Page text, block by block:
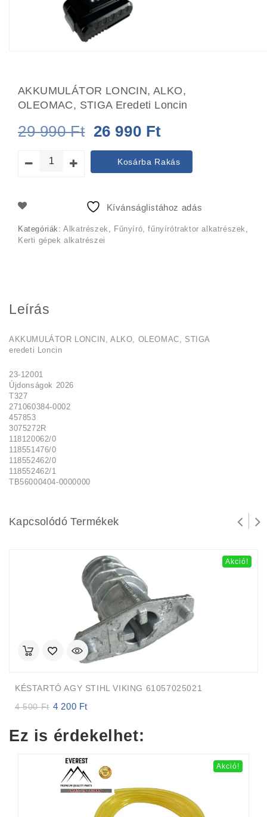
AKKUMULÁTOR LONCIN, ALKO,
OLEOMAC, STIGA Eredeti Loncin
29 990Ft Original
price
was:
29
26 990 Ft
price
is:
Kosárba Rakás
Kívánságlistához adás
Kategóriák:Alkatrészek Fűnyíró, fűnyírótraktor alkatrészek
Kerti gépek alkatrészei
Leírás
AKKUMULÁTOR LONCIN, ALKO, OLEOMAC, STIGA
eredeti Loncin
23-12001
Újdonságok 2026
T327
271060384-0002
457853
3075272R
118120062/0
118551476/0
118552462/0
118552462/1
TB56000404-0000000
Kapcsolódó Termékek
Akció!
KÉSTARTÓ AGY STIHL VIKING 61057025021
4 500Ft Original
4
4 200 Ft
4
Ez is érdekelhet:
Akció!